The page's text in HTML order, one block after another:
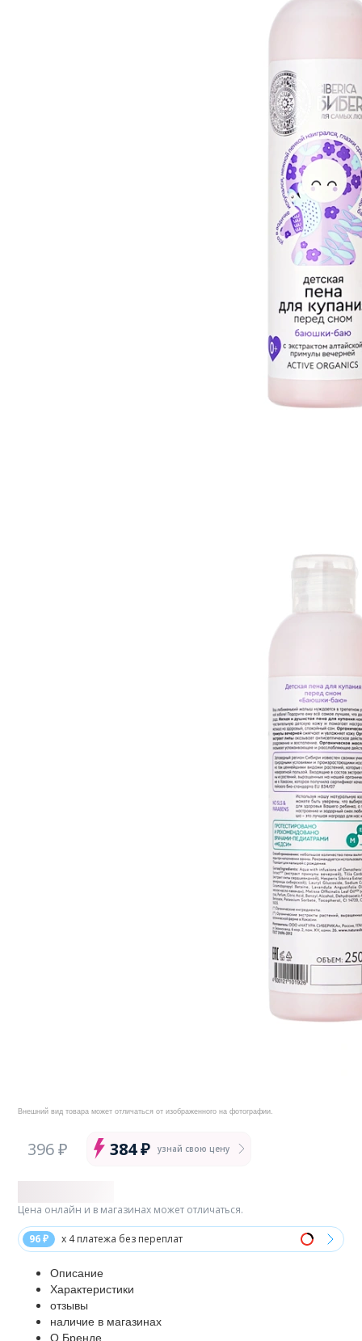
Внешний вид товара может отличаться от изображенного на фотографии.
396 ₽ 384 ₽ узнай свою цену
96 ₽ x 4 платежа без переплат
Цена онлайн и в магазинах может отличаться.
Описание
Характеристики
отзывы
наличие в магазинах
О Бренде